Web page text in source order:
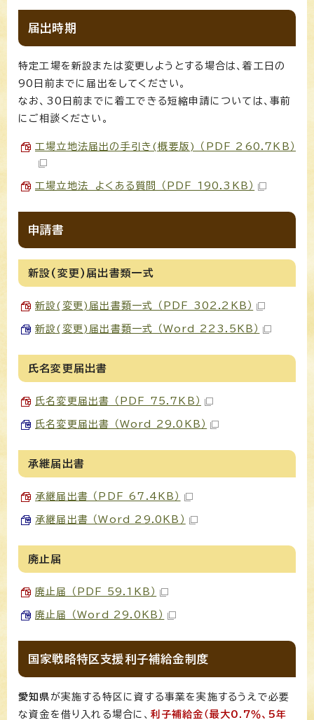
届出時期
特定工場を新設または変更しようとする場合は、着工日の
90日前までに届出をしてください。
なお、30日前までに着工できる短縮申請については、事前
にご相談ください。
工場立地法届出の手引き(概要版) （PDF 260.7KB）
工場立地法 よくある質問 （PDF 190.3KB）
申請書
新設(変更)届出書類一式
新設(変更)届出書類一式 （PDF 302.2KB）
新設(変更)届出書類一式 （Word 223.5KB）
氏名変更届出書
氏名変更届出書 （PDF 75.7KB）
氏名変更届出書 （Word 29.0KB）
承継届出書
承継届出書 （PDF 67.4KB）
承継届出書 （Word 29.0KB）
廃止届
廃止届 （PDF 59.1KB）
廃止届 （Word 29.0KB）
国家戦略特区支援利子補給金制度
愛知県 が実施する特区に資する事業を実施するうえで必要
な資金を借り入れる場合に、 利子補給金（最大0.7％、5年